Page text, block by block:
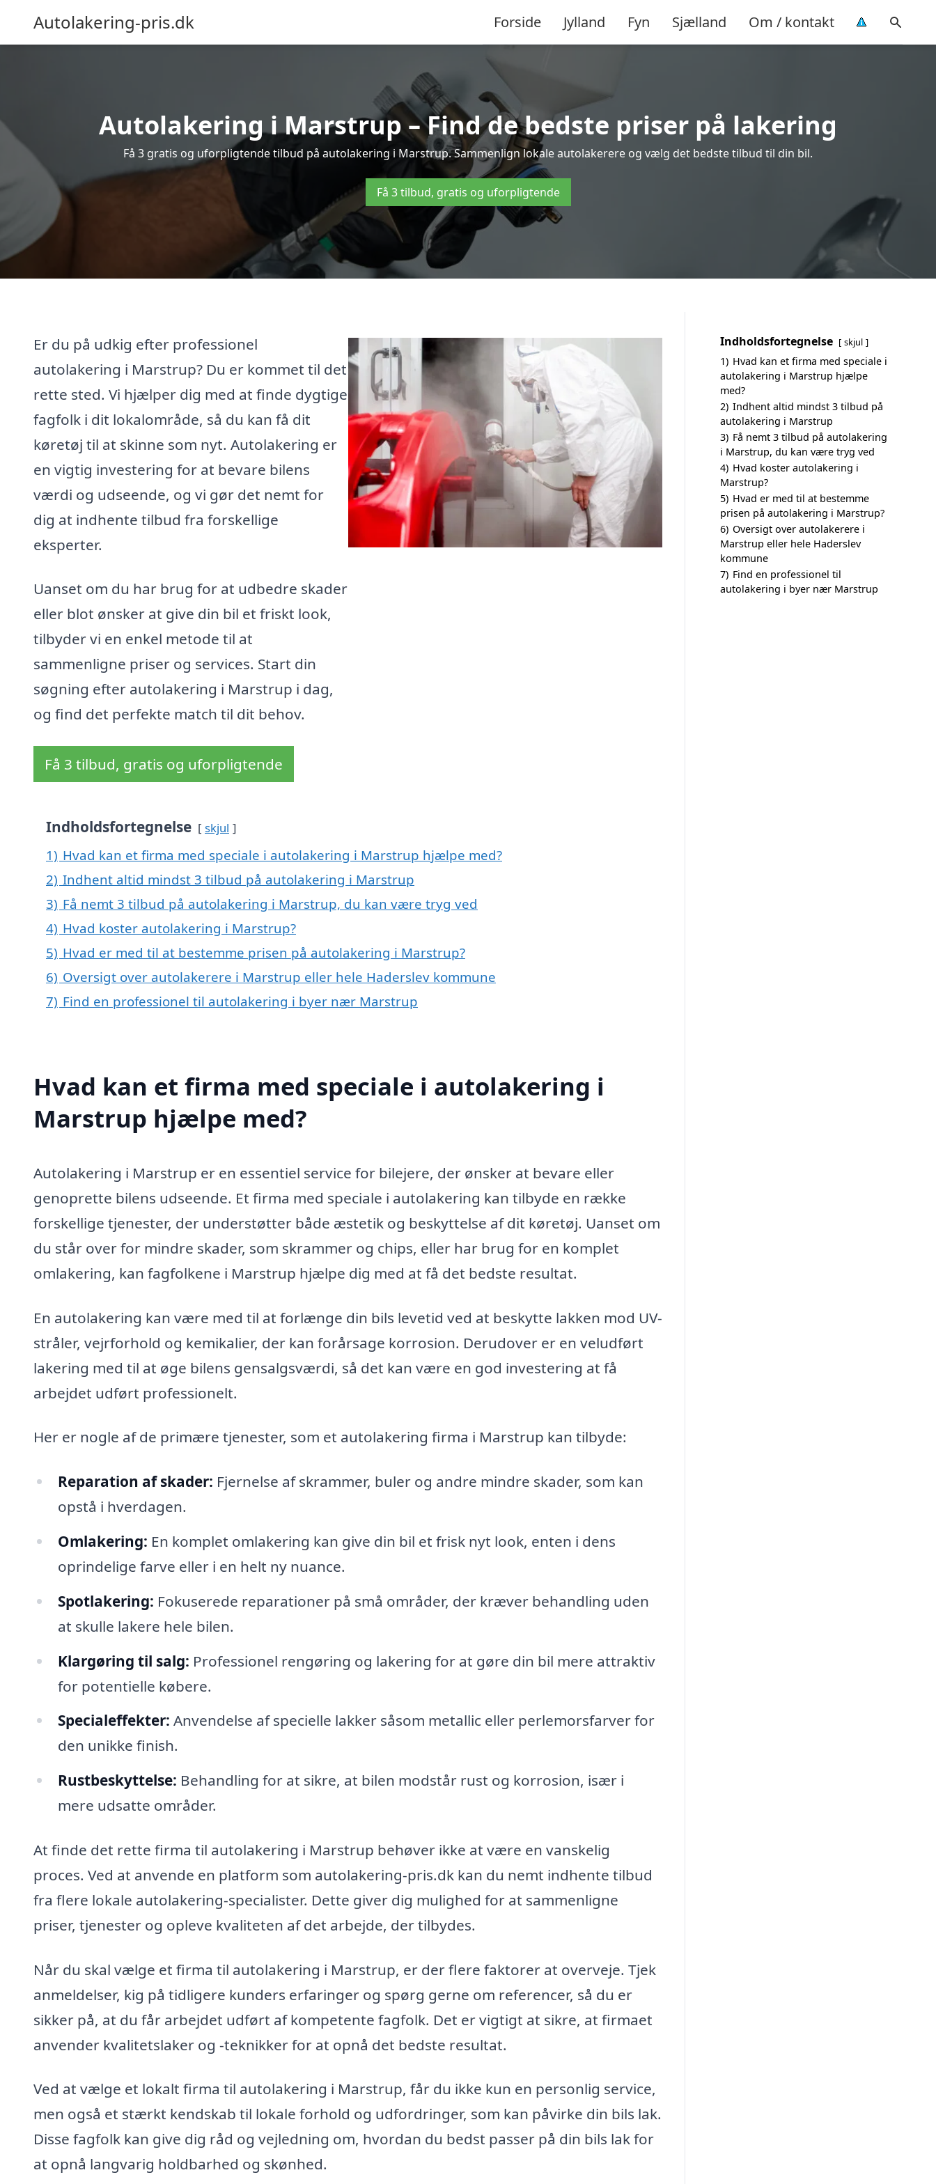
Autolakering-pris.dk Forside Jylland Fyn Sjælland Om / kontakt
Autolakering i Marstrup – Find de bedste priser på lakering
Få 3 gratis og uforpligtende tilbud på autolakering i Marstrup. Sammenlign lokale autolakerere og vælg det bedste tilbud til din bil.
Få 3 tilbud, gratis og uforpligtende
Er du på udkig efter professionel
autolakering i Marstrup? Du er kommet til det
rette sted. Vi hjælper dig med at finde dygtige
fagfolk i dit lokalområde, så du kan få dit
køretøj til at skinne som nyt. Autolakering er
en vigtig investering for at bevare bilens
værdi og udseende, og vi gør det nemt for
dig at indhente tilbud fra forskellige
eksperter.
Uanset om du har brug for at udbedre skader
eller blot ønsker at give din bil et friskt look,
tilbyder vi en enkel metode til at
sammenligne priser og services. Start din
søgning efter autolakering i Marstrup i dag,
og find det perfekte match til dit behov.
Få 3 tilbud, gratis og uforpligtende
Indholdsfortegnelse skjul
1) Hvad kan et firma med speciale i autolakering i Marstrup hjælpe med?
2) Indhent altid mindst 3 tilbud på autolakering i Marstrup
3) Få nemt 3 tilbud på autolakering i Marstrup, du kan være tryg ved
4) Hvad koster autolakering i Marstrup?
5) Hvad er med til at bestemme prisen på autolakering i Marstrup?
6) Oversigt over autolakerere i Marstrup eller hele Haderslev kommune
7) Find en professionel til autolakering i byer nær Marstrup
Hvad kan et firma med speciale i autolakering i
Marstrup hjælpe med?
Autolakering i Marstrup er en essentiel service for bilejere, der ønsker at bevare eller
genoprette bilens udseende. Et firma med speciale i autolakering kan tilbyde en række
forskellige tjenester, der understøtter både æstetik og beskyttelse af dit køretøj. Uanset om
du står over for mindre skader, som skrammer og chips, eller har brug for en komplet
omlakering, kan fagfolkene i Marstrup hjælpe dig med at få det bedste resultat.
En autolakering kan være med til at forlænge din bils levetid ved at beskytte lakken mod UV-
stråler, vejrforhold og kemikalier, der kan forårsage korrosion. Derudover er en veludført
lakering med til at øge bilens gensalgsværdi, så det kan være en god investering at få
arbejdet udført professionelt.
Her er nogle af de primære tjenester, som et autolakering firma i Marstrup kan tilbyde:
Reparation af skader: Fjernelse af skrammer, buler og andre mindre skader, som kan
opstå i hverdagen.
Omlakering: En komplet omlakering kan give din bil et frisk nyt look, enten i dens
oprindelige farve eller i en helt ny nuance.
Spotlakering: Fokuserede reparationer på små områder, der kræver behandling uden
at skulle lakere hele bilen.
Klargøring til salg: Professionel rengøring og lakering for at gøre din bil mere attraktiv
for potentielle købere.
Specialeffekter: Anvendelse af specielle lakker såsom metallic eller perlemorsfarver for
den unikke finish.
Rustbeskyttelse: Behandling for at sikre, at bilen modstår rust og korrosion, især i
mere udsatte områder.
At finde det rette firma til autolakering i Marstrup behøver ikke at være en vanskelig
proces. Ved at anvende en platform som autolakering-pris.dk kan du nemt indhente tilbud
fra flere lokale autolakering-specialister. Dette giver dig mulighed for at sammenligne
priser, tjenester og opleve kvaliteten af det arbejde, der tilbydes.
Når du skal vælge et firma til autolakering i Marstrup, er der flere faktorer at overveje. Tjek
anmeldelser, kig på tidligere kunders erfaringer og spørg gerne om referencer, så du er
sikker på, at du får arbejdet udført af kompetente fagfolk. Det er vigtigt at sikre, at firmaet
anvender kvalitetslaker og -teknikker for at opnå det bedste resultat.
Ved at vælge et lokalt firma til autolakering i Marstrup, får du ikke kun en personlig service,
men også et stærkt kendskab til lokale forhold og udfordringer, som kan påvirke din bils lak.
Disse fagfolk kan give dig råd og vejledning om, hvordan du bedst passer på din bils lak for
at opnå langvarig holdbarhed og skønhed.
Indholdsfortegnelse skjul
1) Hvad kan et firma med speciale i
autolakering i Marstrup hjælpe
med?
2) Indhent altid mindst 3 tilbud på
autolakering i Marstrup
3) Få nemt 3 tilbud på autolakering
i Marstrup, du kan være tryg ved
4) Hvad koster autolakering i
Marstrup?
5) Hvad er med til at bestemme
prisen på autolakering i Marstrup?
6) Oversigt over autolakerere i
Marstrup eller hele Haderslev
kommune
7) Find en professionel til
autolakering i byer nær Marstrup